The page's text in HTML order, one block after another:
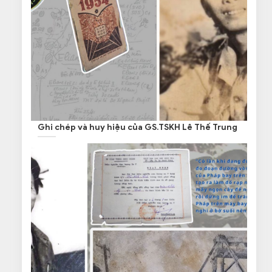
Ghi chép và huy hiệu của GS.TSKH Lê Thế Trung